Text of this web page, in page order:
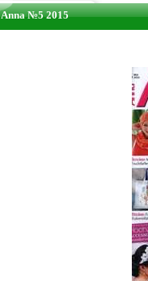
Anna №5 2015